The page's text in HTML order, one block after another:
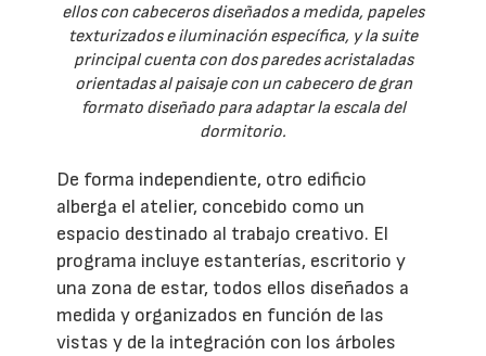
ellos con cabeceros diseñados a medida, papeles
texturizados e iluminación específica, y la suite
principal cuenta con dos paredes acristaladas
orientadas al paisaje con un cabecero de gran
formato diseñado para adaptar la escala del
dormitorio.
De forma independiente, otro edificio
alberga el atelier, concebido como un
espacio destinado al trabajo creativo. El
programa incluye estanterías, escritorio y
una zona de estar, todos ellos diseñados a
medida y organizados en función de las
vistas y de la integración con los árboles